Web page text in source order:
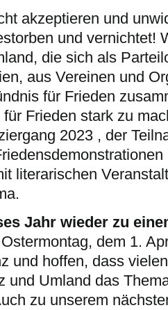
akzeptieren und
und vernichtet!
die sich als
aus Vereinen und
für Frieden
Frieden stark zu
2023 , der
literarischen
Jahr wieder zu
dem 1.
und hoffen, dass
und Umland das
zu unserem